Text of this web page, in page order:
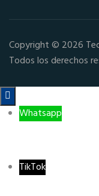
Copyright © 2026
Todos los derechos

Whatsapp
TikTok